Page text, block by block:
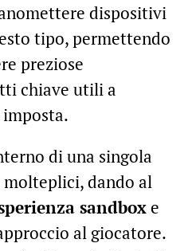
dispositivi
tipo, permettendo
preziose
chiave utili a
di una singola
molteplici, dando al
sandboxe
al giocatore.